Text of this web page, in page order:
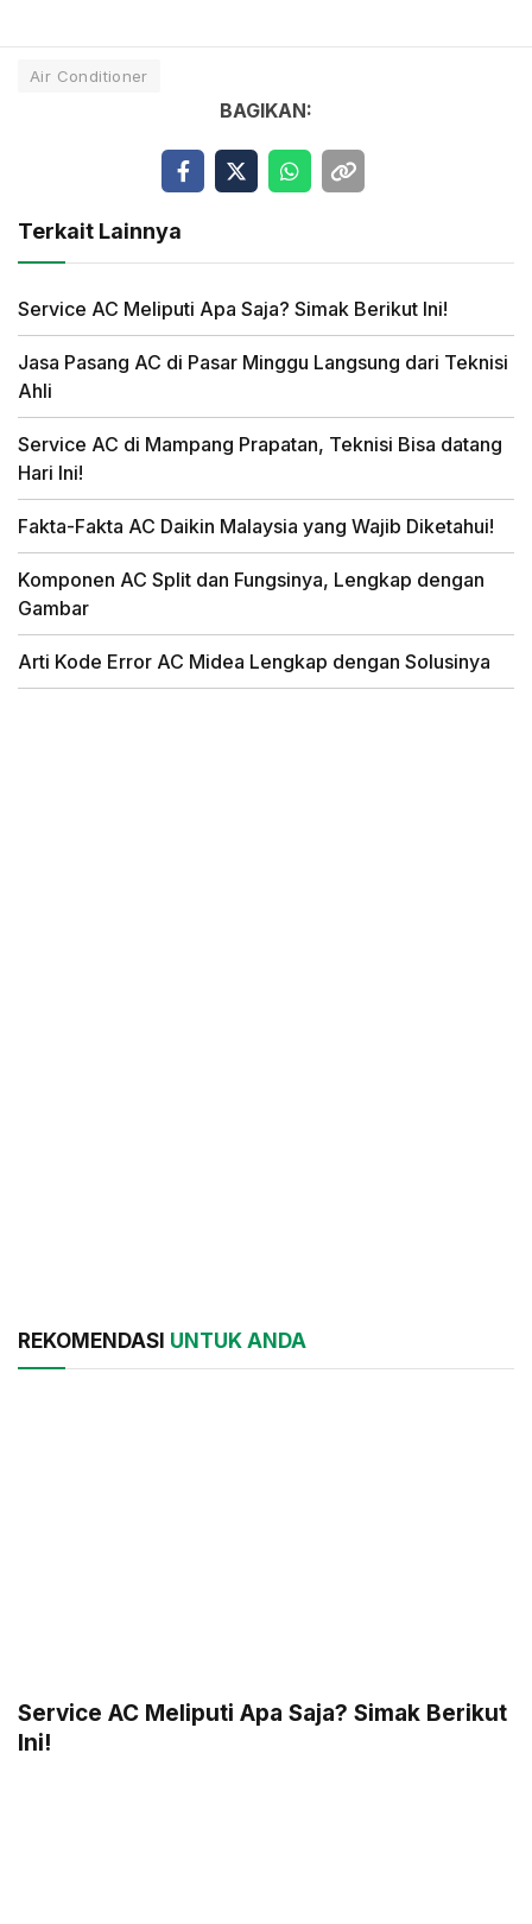
Air Conditioner
BAGIKAN:
Terkait Lainnya
Service AC Meliputi Apa Saja? Simak Berikut Ini!
Jasa Pasang AC di Pasar Minggu Langsung dari Teknisi
Ahli
Service AC di Mampang Prapatan, Teknisi Bisa datang
Hari Ini!
Fakta-Fakta AC Daikin Malaysia yang Wajib Diketahui!
Komponen AC Split dan Fungsinya, Lengkap dengan
Gambar
Arti Kode Error AC Midea Lengkap dengan Solusinya
REKOMENDASI UNTUK ANDA
Service AC Meliputi Apa Saja? Simak Berikut
Ini!